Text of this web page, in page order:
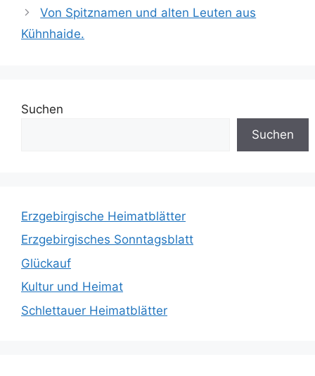
Von Spitznamen und alten Leuten aus
Kühnhaide.
Suchen
Suchen
Erzgebirgische Heimatblätter
Erzgebirgisches Sonntagsblatt
Glückauf
Kultur und Heimat
Schlettauer Heimatblätter